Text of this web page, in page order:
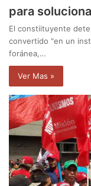
para
El constiituyente
convertido "en un
foránea,…
Ver Mas »